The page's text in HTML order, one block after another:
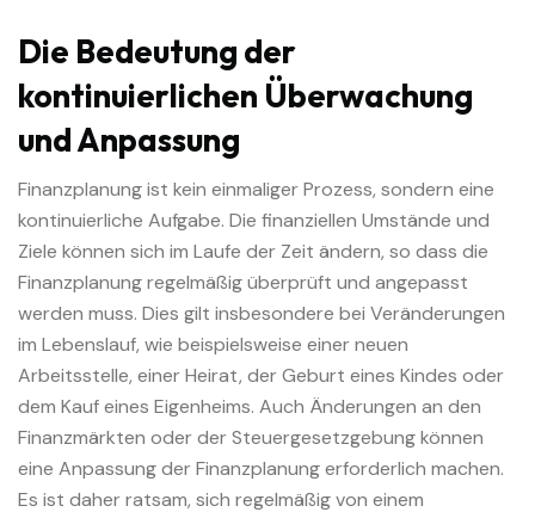
Die Bedeutung der
kontinuierlichen Überwachung
und Anpassung
Finanzplanung ist kein einmaliger Prozess, sondern eine
kontinuierliche Aufgabe. Die finanziellen Umstände und
Ziele können sich im Laufe der Zeit ändern, so dass die
Finanzplanung regelmäßig überprüft und angepasst
werden muss. Dies gilt insbesondere bei Veränderungen
im Lebenslauf, wie beispielsweise einer neuen
Arbeitsstelle, einer Heirat, der Geburt eines Kindes oder
dem Kauf eines Eigenheims. Auch Änderungen an den
Finanzmärkten oder der Steuergesetzgebung können
eine Anpassung der Finanzplanung erforderlich machen.
Es ist daher ratsam, sich regelmäßig von einem